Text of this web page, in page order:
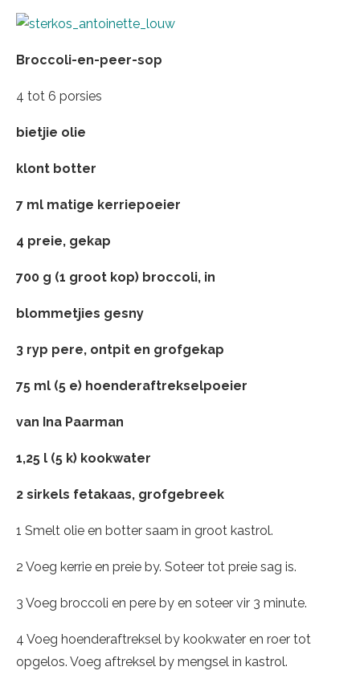
Broccoli-en-peer-sop
4 tot 6 porsies
bietjie olie
klont botter
7 ml matige kerriepoeier
4 preie, gekap
700 g (1 groot kop) broccoli, in
blommetjies gesny
3 ryp pere, ontpit en grofgekap
75 ml (5 e) hoenderaftrekselpoeier
van Ina Paarman
1,25 l (5 k) kookwater
2 sirkels fetakaas, grofgebreek
1 Smelt olie en botter saam in groot kastrol.
2 Voeg kerrie en preie by. Soteer tot preie sag is.
3 Voeg broccoli en pere by en soteer vir 3 minute.
4 Voeg hoenderaftreksel by kookwater en roer tot
opgelos. Voeg aftreksel by mengsel in kastrol.